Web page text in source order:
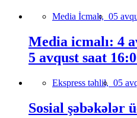
Media İcmalı, 05
Media icmalı: 4
5 avqust saat
Ekspress təhlil, 05
Sosial şəbəkələr